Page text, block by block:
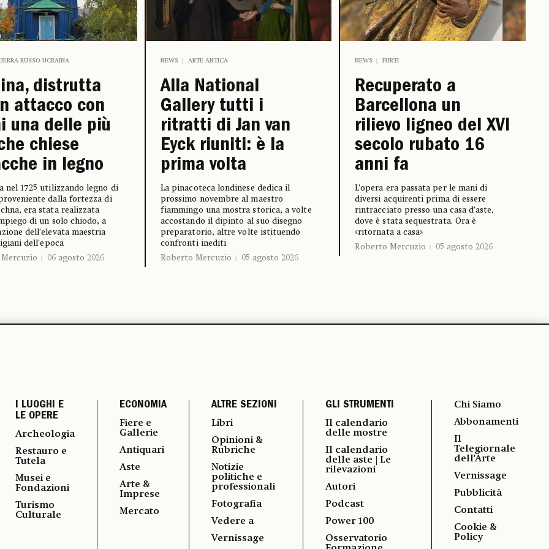
RUSSO-UCRAINA
distrutta
attacco con
una delle più
chiese
in legno
nel 1725 utilizzando legno di
dalla fortezza di
era stata realizzata
di un solo chiodo, a
dell’elevata maestria
dell’epoca
06 agosto 2026
NEWS ARTE ANTICA
Alla National
Gallery tutti i
ritratti di Jan van
Eyck riuniti: è la
prima volta
La pinacoteca londinese dedica il
prossimo novembre al maestro
fiammingo una mostra storica, a volte
accostando il dipinto al suo disegno
preparatorio, altre volte istituendo
confronti inediti
Roberto Mercuzio
05 agosto 2026
NEWS FURTI
Recuperato a
Barcellona un
rilievo ligneo del XVI
secolo rubato 16
anni fa
L’opera era passata per le mani di
diversi acquirenti prima di essere
rintracciato presso una casa d’aste,
dove è stata sequestrata. Ora è
«ritornata a casa»
Roberto Mercuzio
05 agosto 2026
I LUOGHI E
LE OPERE
Archeologia
Restauro e
Tutela
Musei e
Fondazioni
Turismo
Culturale
ECONOMIA
Fiere e
Gallerie
Antiquari
Aste
Arte &
Imprese
Mercato
ALTRE SEZIONI
Libri
Opinioni &
Rubriche
Notizie
politiche e
professionali
Fotografia
Vedere a
Vernissage
GLI STRUMENTI
Il calendario
delle mostre
Il calendario
delle aste | Le
rilevazioni
Autori
Podcast
Power 100
Osservatorio
Chi Siamo
Abbonamenti
Il
Telegiornale
dell'Arte
Vernissage
Pubblicità
Contatti
Cookie &
Policy